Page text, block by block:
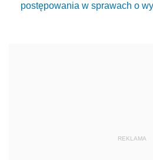
postępowania w sprawach o